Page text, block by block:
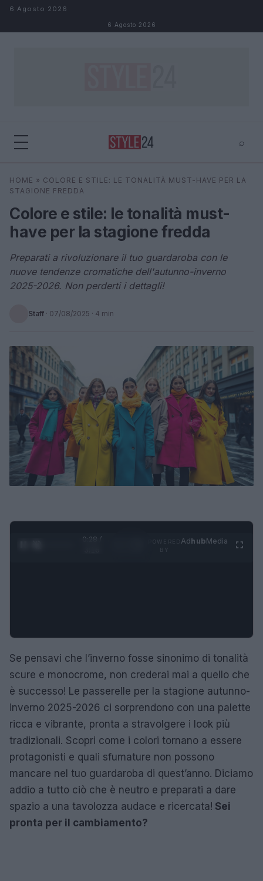
Salta al contenuto
6 Agosto 2026
6 Agosto 2026
⌕
Cerca ⌕ ×
HOME » COLORE E STILE: LE TONALITÀ MUST-HAVE PER LA
STAGIONE FREDDA
Colore e stile: le tonalità must-
have per la stagione fredda
Preparati a rivoluzionare il tuo guardaroba con le
nuove tendenze cromatiche dell'autunno-inverno
2025-2026. Non perderti i dettagli!
Staff · 07/08/2025 · 4 min
0:29 /
AdhubMedia
Se pensavi che l’inverno fosse sinonimo di tonalità
scure e monocrome, non crederai mai a quello che
è successo! Le passerelle per la stagione autunno-
inverno 2025-2026 ci sorprendono con una palette
ricca e vibrante, pronta a stravolgere i look più
tradizionali. Scopri come i colori tornano a essere
protagonisti e quali sfumature non possono
mancare nel tuo guardaroba di quest’anno. Diciamo
addio a tutto ciò che è neutro e preparati a dare
spazio a una tavolozza audace e ricercata! Sei
pronta per il cambiamento?